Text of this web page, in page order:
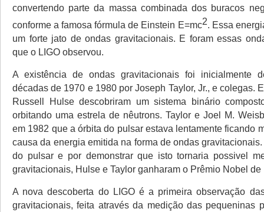
convertendo parte da massa combinada dos buracos
conforme a famosa fórmula de Einstein E=mc2. Essa
um forte jato de ondas gravitacionais. E foram essas
que o LIGO observou.
A existência de ondas gravitacionais foi inicialmente
décadas de 1970 e 1980 por Joseph Taylor, Jr., e colegas.
Russell Hulse descobriram um sistema binário
orbitando uma estrela de nêutrons. Taylor e Joel M.
em 1982 que a órbita do pulsar estava lentamente ficando
causa da energia emitida na forma de ondas
do pulsar e por demonstrar que isto tornaria possivel
gravitacionais, Hulse e Taylor ganharam o Prêmio Nobel
A nova descoberta do LIGO é a primeira observação
gravitacionais, feita através da medição das pequeninas